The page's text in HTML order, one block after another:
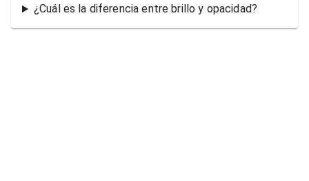
¿Cuál es la diferencia entre brillo y opacidad?